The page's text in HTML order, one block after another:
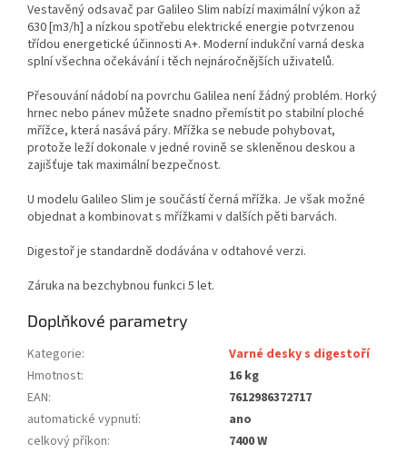
Vestavěný odsavač par Galileo Slim nabízí maximální výkon až
630 [m3/h] a nízkou spotřebu elektrické energie potvrzenou
třídou energetické účinnosti A+. Moderní indukční varná deska
splní všechna očekávání i těch nejnáročnějších uživatelů.
Přesouvání nádobí na povrchu Galilea není žádný problém. Horký
hrnec nebo pánev můžete snadno přemístit po stabilní ploché
mřížce, která nasává páry. Mřížka se nebude pohybovat,
protože leží dokonale v jedné rovině se skleněnou deskou a
zajišťuje tak maximální bezpečnost.
U modelu Galileo Slim je součástí černá mřížka. Je však možné
objednat a kombinovat s mřížkami v dalších pěti barvách.
Digestoř je standardně dodávána v odtahové verzi.
Záruka na bezchybnou funkci 5 let.
Doplňkové parametry
Kategorie:
Varné desky s digestoří
Hmotnost:
16 kg
EAN:
7612986372717
automatické vypnutí:
ano
celkový příkon:
7400 W